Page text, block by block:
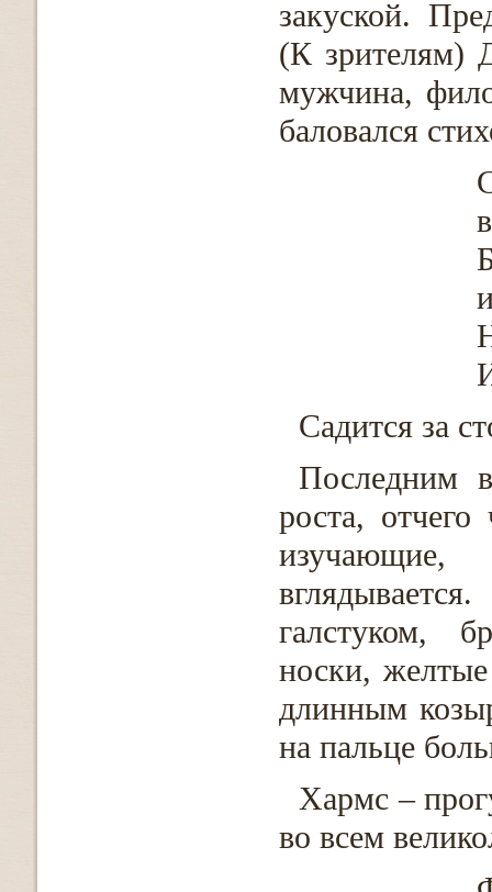
закуской.
(К зрителям)
мужчина,
баловался
Садится за
Последним
роста,
галстуком,
носки,
длинным
на пальце
Хармс –
во всем